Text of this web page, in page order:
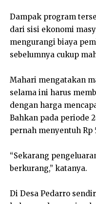
Dampak program
dari sisi ekonomi
mengurangi biaya
sebelumnya cukup
Mahari mengatakan
selama ini harus
dengan harga
Bahkan pada periode
pernah menyentuh
“Sekarang
berkurang,” katanya.
Di Desa Pedarro